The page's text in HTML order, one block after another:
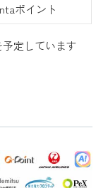
ポイント
定しています